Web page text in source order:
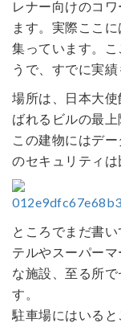
レナー向けのコ
ます。実際ここ
集っています。
うで、すでに実績
場所は、日本大
ばれるビルの最上
この建物にはデ
のセキュリティは
ところでまだ書
テルやスーパー
な施設、至る所
す。
駐車場にはいる